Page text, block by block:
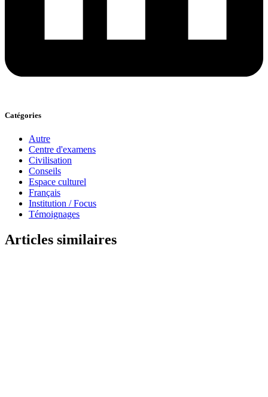
Catégories
Autre
Centre d'examens
Civilisation
Conseils
Espace culturel
Français
Institution / Focus
Témoignages
Articles similaires